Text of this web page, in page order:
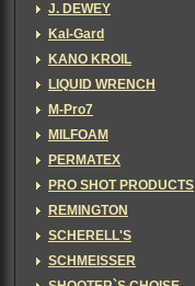
J. DEWEY
Kal-Gard
KANO KROIL
LIQUID WRENCH
M-Pro7
MILFOAM
PERMATEX
PRO SHOT PRODUCTS
REMINGTON
SCHERELL'S
SCHMEISSER